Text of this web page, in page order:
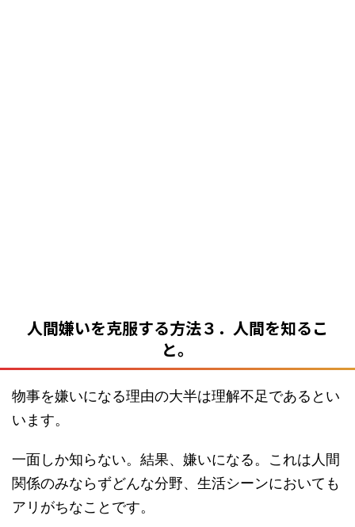
人間嫌いを克服する方法３．人間を知るこ
と。
物事を嫌いになる理由の大半は理解不足であるとい
います。
一面しか知らない。結果、嫌いになる。これは人間
関係のみならずどんな分野、生活シーンにおいても
アリがちなことです。